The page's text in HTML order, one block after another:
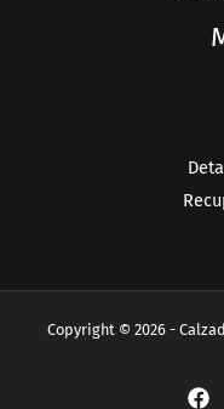
Copyright © 2026 -